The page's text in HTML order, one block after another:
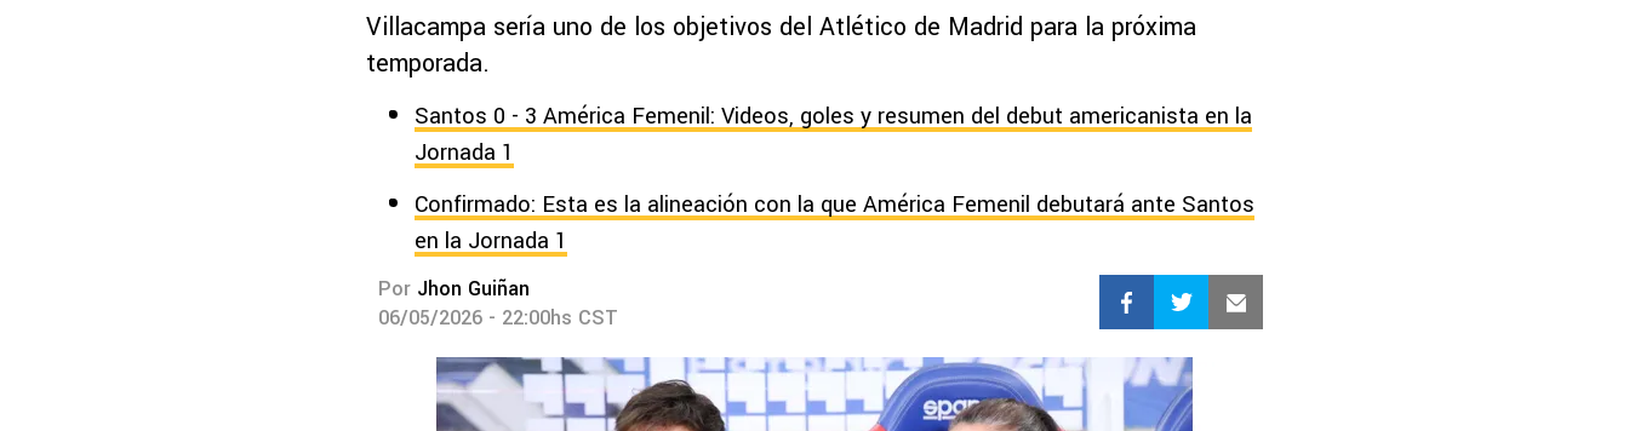
Villacampa sería uno de los objetivos del Atlético de Madrid para la próxima
temporada.
Santos 0 - 3 América Femenil: Videos, goles y resumen del debut americanista en la
Jornada 1
Confirmado: Esta es la alineación con la que América Femenil debutará ante Santos
en la Jornada 1
Por Jhon Guiñan
06/05/2026 - 22:00hs CST